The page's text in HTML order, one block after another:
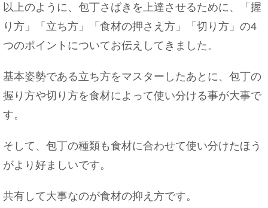
以上のように、包丁さばきを上達させるために、「握
り方」「立ち方」「食材の押さえ方」「切り方」の4
つのポイントについてお伝えしてきました。
基本姿勢である立ち方をマスターしたあとに、包丁の
握り方や切り方を食材によって使い分ける事が大事で
す。
そして、包丁の種類も食材に合わせて使い分けたほう
がより好ましいです。
共有して大事なのが食材の抑え方です。